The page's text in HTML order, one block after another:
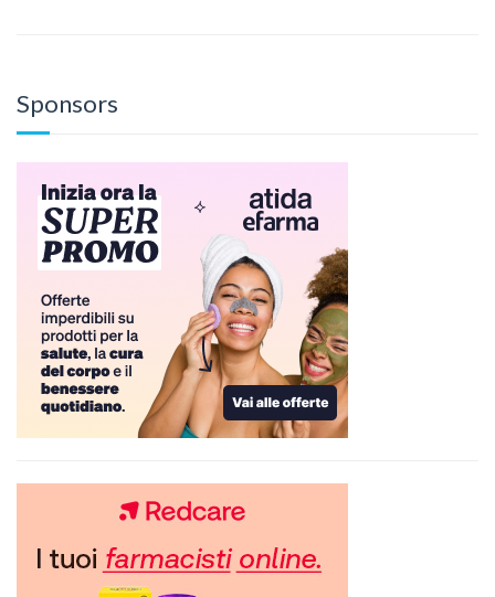
Sponsors